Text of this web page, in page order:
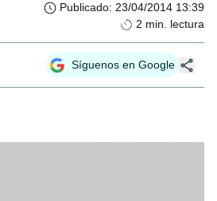
Publicado: 23/04/2014 13:39
2 min. lectura
Síguenos en Google